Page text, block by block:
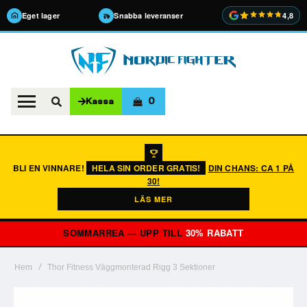
Eget lager Snabba leveranser 4,8
Kassa 0
BLI EN VINNARE! HELA SIN ORDER GRATIS!
DIN CHANS: CA 1 PÅ
30!
LÄS MER
SOMMARREA — UPP TILL 30% RABATT
Hem Thor Fitness Väggmonterad Rigg 3 Sektioner